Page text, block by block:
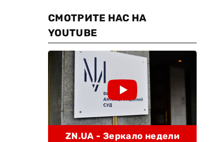
СМОТРИТЕ НАС НА
YOUTUBE
ZN.UA - Зеркало недели